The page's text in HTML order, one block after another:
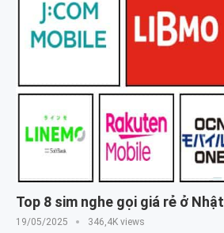
Top 8 sim nghe gọi giá rẻ ở Nhật
19/05/2025 346,4K views